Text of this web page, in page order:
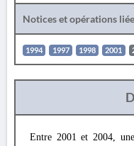
Notices et opérations
1994 1997 1998 2001
Entre 2001 et 2004,